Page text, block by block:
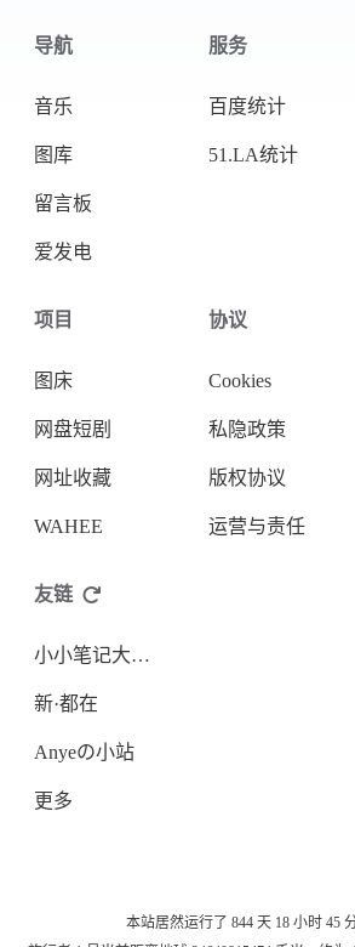
导航
音乐
图库
留言板
爱发电
服务
百度统计
51.LA统计
项目
图床
网盘短剧
网址收藏
WAHEE
协议
Cookies
私隐政策
版权协议
运营与责任
友链
小小笔记大大用处
新·都在
Anyeの小站
更多
本站居然运行了 844 天18 小时 45